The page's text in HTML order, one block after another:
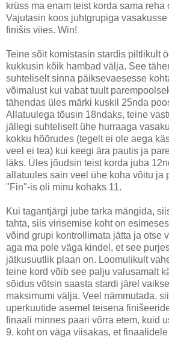
krüss ma enam teist korda sama reha
Vajutasin koos juhtgrupiga
finišis viies. Win!
Teine sõit komistasin stardis piltlikult
kukkusin kõik hambad välja. See
suhteliselt sinna päiksevaesesse
võimalust kui vabat tuult
tähendas üles märki kuskil 25nda
Allatuulega tõusin 18ndaks, teine
jällegi suhteliselt ühe hurraaga
kokku hõõrudes (tegelt ei ole aega
veel ei tea) kui keegi ära pautis ja
läks. Üles jõudsin teist korda juba
allatuules sain veel ühe koha võitu ja
"Fin"-is oli minu kohaks 11.
Kui tagantjärgi jube tarka mängida,
tahta, siis virisemise koht on
võind grupi kontrollimata jätta ja otse
aga ma pole väga kindel, et see
jätkusuutlik plaan on. Loomulikult
teine kord võib see palju valusamalt
sõidus võtsin saasta stardi järel
maksimumi välja. Veel nämmutada,
uperkuutide asemel teisena
finaali minnes paari võrra etem, kuid
9. koht on väga viisakas, et